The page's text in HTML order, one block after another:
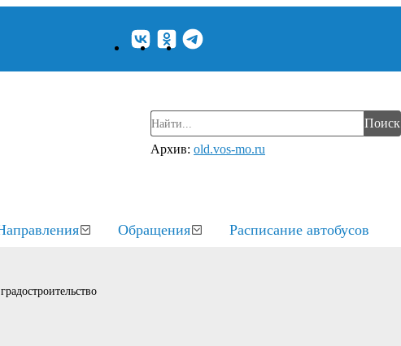
Поиск
Архив: old.vos-mo.ru
Обращения Расписание автобусов